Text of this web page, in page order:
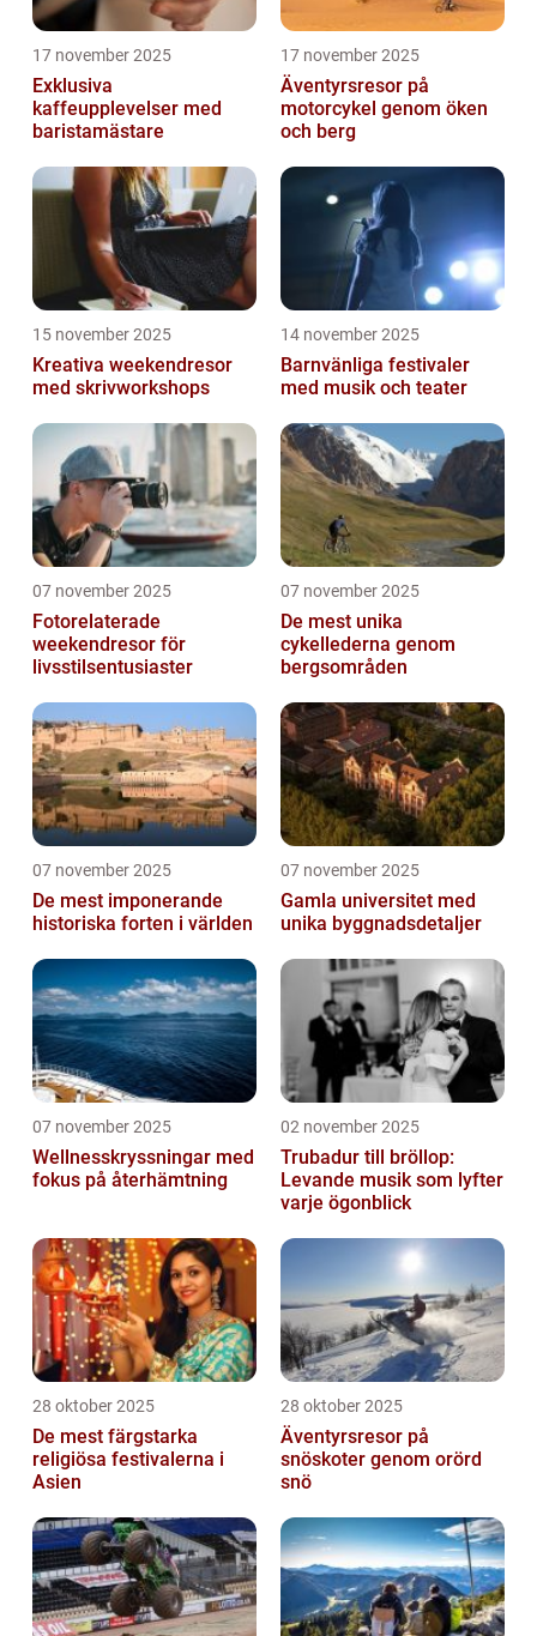
17 november 2025
Exklusiva
kaffeupplevelser med
baristamästare
17 november 2025
Äventyrsresor på
motorcykel genom öken
och berg
15 november 2025
Kreativa weekendresor
med skrivworkshops
14 november 2025
Barnvänliga festivaler
med musik och teater
07 november 2025
Fotorelaterade
weekendresor för
livsstilsentusiaster
07 november 2025
De mest unika
cykellederna genom
bergsområden
07 november 2025
De mest imponerande
historiska forten i världen
07 november 2025
Gamla universitet med
unika byggnadsdetaljer
07 november 2025
Wellnesskryssningar med
fokus på återhämtning
02 november 2025
Trubadur till bröllop:
Levande musik som lyfter
varje ögonblick
28 oktober 2025
De mest färgstarka
religiösa festivalerna i
Asien
28 oktober 2025
Äventyrsresor på
snöskoter genom orörd
snö